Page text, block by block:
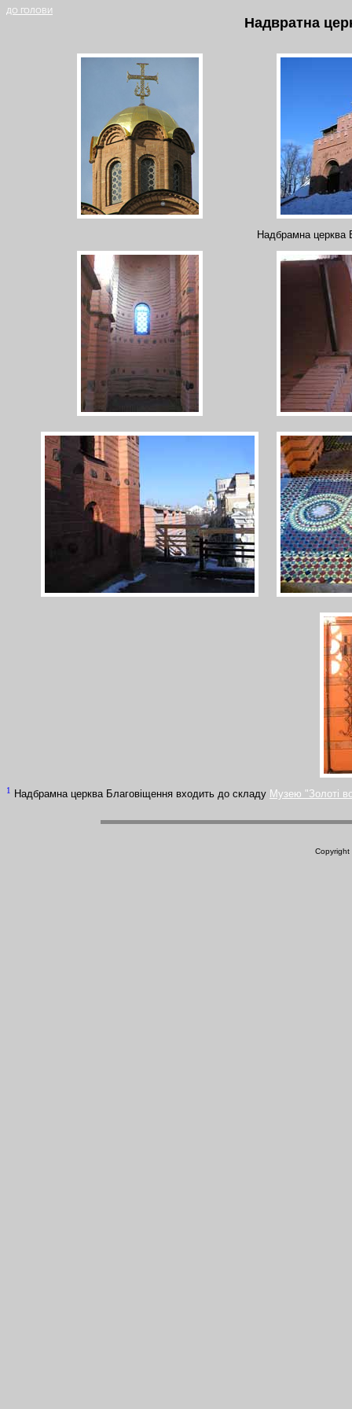
ДО ГОЛОВИ
Надвратна
Надбрамна церква
1 Надбрамна церква Благовіщення входить до складу Музею "Золоті